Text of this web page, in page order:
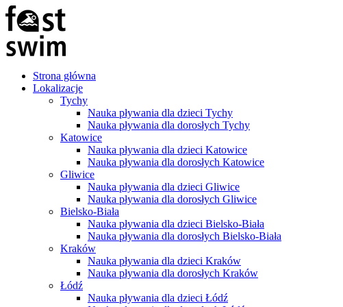
Strona główna
Lokalizacje
Tychy
Nauka pływania dla dzieci Tychy
Nauka pływania dla dorosłych Tychy
Katowice
Nauka pływania dla dzieci Katowice
Nauka pływania dla dorosłych Katowice
Gliwice
Nauka pływania dla dzieci Gliwice
Nauka pływania dla dorosłych Gliwice
Bielsko-Biała
Nauka pływania dla dzieci Bielsko-Biała
Nauka pływania dla dorosłych Bielsko-Biała
Kraków
Nauka pływania dla dzieci Kraków
Nauka pływania dla dorosłych Kraków
Łódź
Nauka pływania dla dzieci Łódź